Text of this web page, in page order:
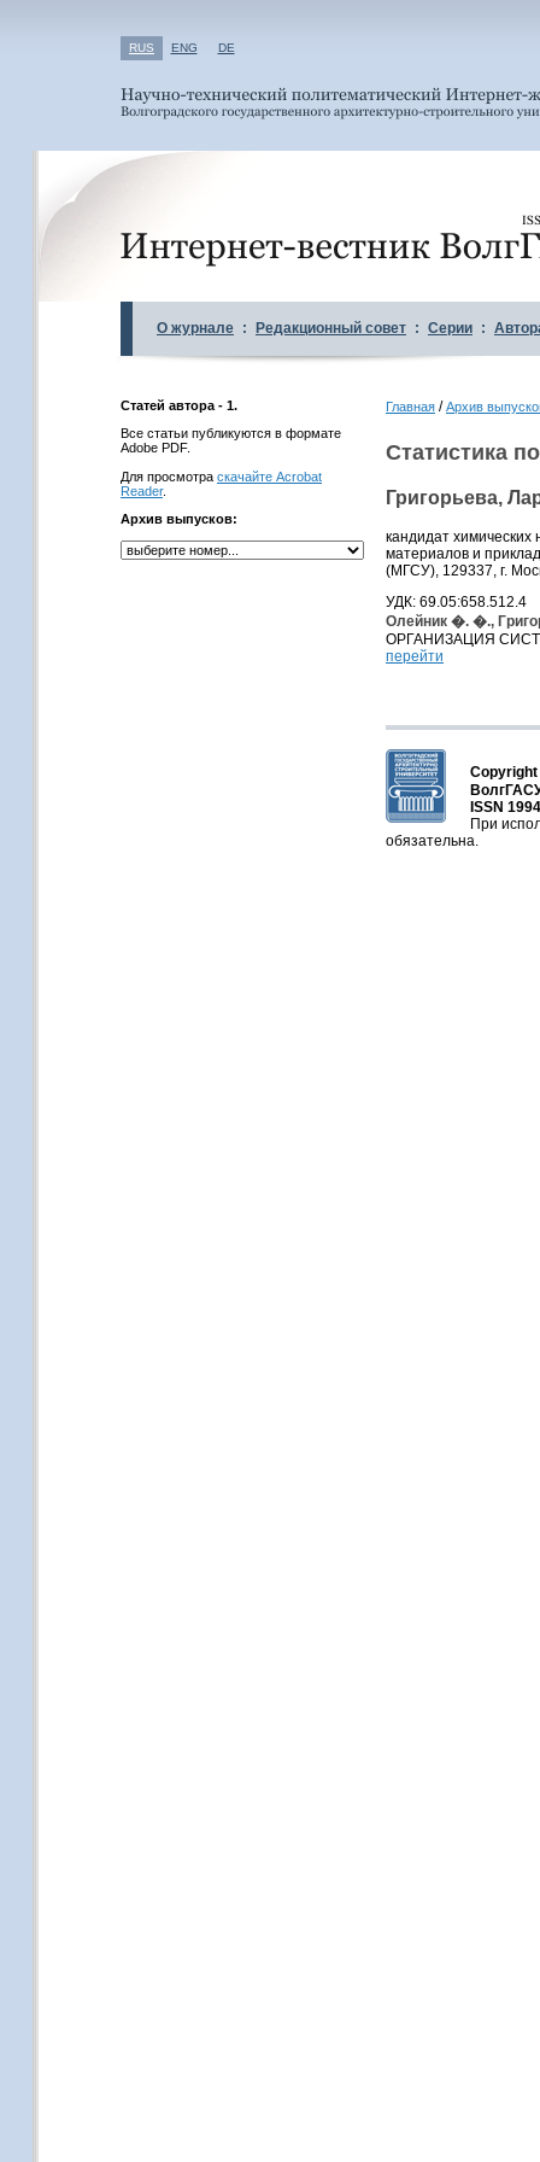
RUS ENG DE
О журнале : Редакционный совет : Серии :
Статей автора - 1.
Все статьи публикуются в формате
Adobe PDF.
Для просмотра скачайте Acrobat
Reader.
Архив выпусков:
Главная /Архив
Статистика
Григорьева,
кандидат
материалов и
(МГСУ), 129337, г.
УДК: 69.05:658.512.4
Олейник �. �.,
ОРГАНИЗАЦИЯ
перейти
Copyright
ISSN
При
обязательна.